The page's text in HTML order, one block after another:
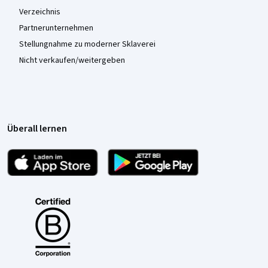
Verzeichnis
Partnerunternehmen
Stellungnahme zu moderner Sklaverei
Nicht verkaufen/weitergeben
Überall lernen